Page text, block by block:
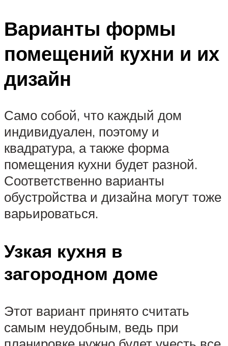
Варианты формы
помещений кухни и их
дизайн
Само собой, что каждый дом
индивидуален, поэтому и
квадратура, а также форма
помещения кухни будет разной.
Соответственно варианты
обустройства и дизайна могут тоже
варьироваться.
Узкая кухня в
загородном доме
Этот вариант принято считать
самым неудобным, ведь при